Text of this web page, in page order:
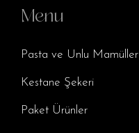
Menu
Pasta ve Unlu Mamüller
Kestane Şekeri
Paket Ürünler